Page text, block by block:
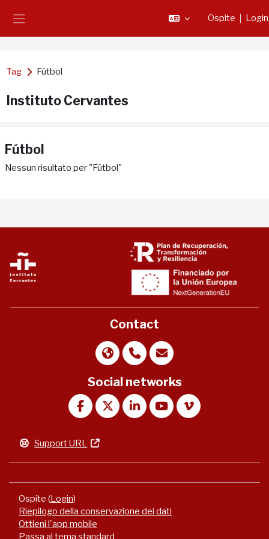
Ospite Login
Tag Fútbol
Instituto Cervantes
Fútbol
Nessun risultato per "Fútbol"
Contact
Social networks
Support URL
Ospite (Login)
Riepilogo della conservazione dei dati
Ottieni l'app mobile
Passa al tema standard